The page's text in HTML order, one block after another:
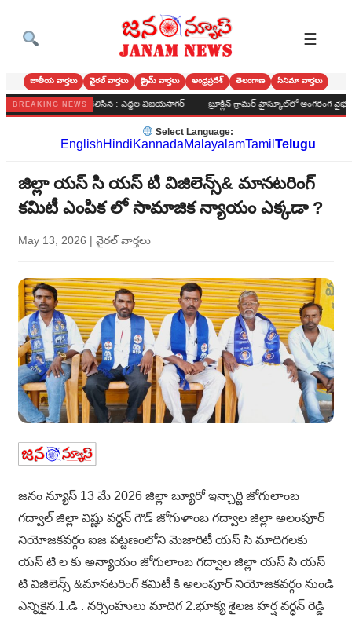
☰
జాతీయ వార్తలు వైరల్ వార్తలు క్రైమ్ వార్తలు ఆంధ్రప్రదేశ్ తెలంగాణ సినిమా వార్తలు
BREAKING NEWS:-ఎద్దల విజయసాగర్ బ్రూక్లిన్ గ్రామర్ హైస్కూల్‌లో అంగరంగ వైభవంగా బోనాల
Select Language:
EnglishHindiKannadaMalayalamTamil Telugu
జిల్లా యస్ సి యస్ టి విజిలెన్స్& మానటరింగ్
కమిటీ ఎంపిక లో సామాజిక న్యాయం ఎక్కడా ?
May 13, 2026 | వైరల్ వార్తలు
జనం న్యూస్ 13 మే 2026 జిల్లా బ్యూరో ఇన్చార్జి జోగులాంబ
గద్వాల్ జిల్లా విష్ణు వర్ధన్ గౌడ్ జోగుళాంబ గద్వాల జిల్లా అలంపూర్
నియోజకవర్గం ఐజ పట్టణంలోని మెజారిటీ యస్ సి మాదిగలకు
యస్ టి ల కు అన్యాయం జోగులాంబ గద్వాల జిల్లా యస్ సి యస్
టి విజిలెన్స్ &మానటరింగ్ కమిటీ కి అలంపూర్ నియోజకవర్గం నుండి
ఎన్నికైన.1.డి . నర్సింహులు మాదిగ 2.భూక్య శైలజ హర్ష వర్ధన్ రెడ్డి